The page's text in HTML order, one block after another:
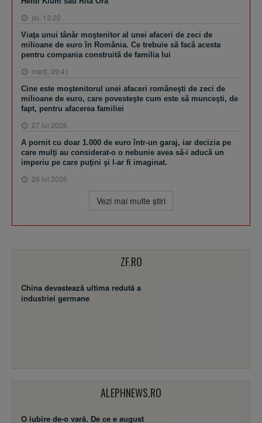
joi, 13:20
Viaţa unui tânăr moştenitor al unei afaceri de zeci de
milioane de euro în România. Ce trebuie să facă acesta
pentru compania construită de familia lui
marţi, 09:41
Cine este moştenitorul unei afaceri româneşti de zeci de
milioane de euro, care povesteşte cum este să munceşti, de
fapt, pentru afacerea familiei
27 iul 2026
A pornit cu doar 1.000 de euro într-un garaj, iar decizia pe
care mulţi au considerat-o o nebunie avea să-i aducă un
imperiu pe care puţini şi l-ar fi imaginat.
26 iul 2026
Vezi mai multe ştiri
ZF.RO
China devastează ultima redută a
industriei germane
ALEPHNEWS.RO
O iubire de-o vară. De ce e august